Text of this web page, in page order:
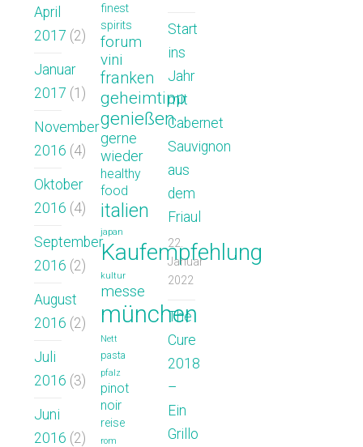
April
2017 (2)
Januar
2017 (1)
November
2016 (4)
Oktober
2016 (4)
September
2016 (2)
August
2016 (2)
Juli
2016 (3)
Juni
2016 (2)
finest
spirits
forum
vini
franken
geheimtipp
genießen
gerne
wieder
healthy
food
italien
japan
Kaufempfehlung
kultur
messe
münchen
Nett
pasta
pfalz
pinot
noir
reise
rom
Start
ins
Jahr
mit
Cabernet
Sauvignon
aus
dem
Friaul
22.
Januar
2022
The
Cure
2018
–
Ein
Grillo